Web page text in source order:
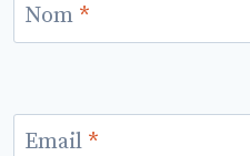
Nom *
Email *